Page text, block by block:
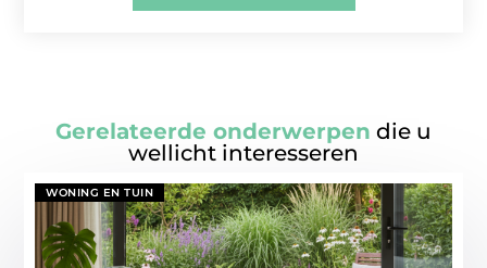
Gerelateerde onderwerpen die u
wellicht interesseren
WONING EN TUIN